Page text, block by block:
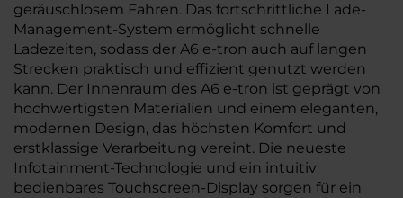
geräuschlosem Fahren. Das fortschrittliche Lade-
Management-System ermöglicht schnelle
Ladezeiten, sodass der A6 e-tron auch auf langen
Strecken praktisch und effizient genutzt werden
kann. Der Innenraum des A6 e-tron ist geprägt von
hochwertigsten Materialien und einem eleganten,
modernen Design, das höchsten Komfort und
erstklassige Verarbeitung vereint. Die neueste
Infotainment-Technologie und ein intuitiv
bedienbares Touchscreen-Display sorgen für ein